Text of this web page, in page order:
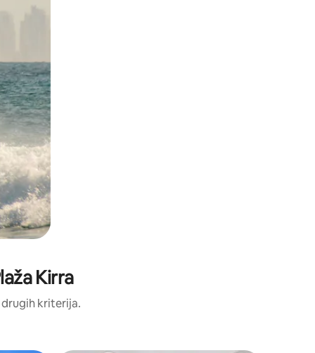
Kirra
drugih kriterija.